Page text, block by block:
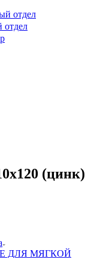
отдел
отдел
(цинк)
ДЛЯ МЯГКОЙ